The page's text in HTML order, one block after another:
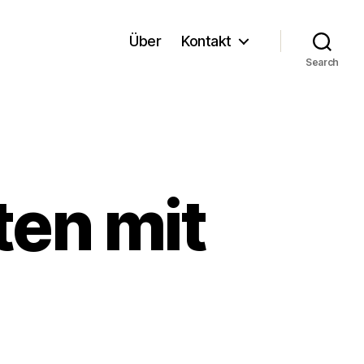
Über Kontakt
Search
mit